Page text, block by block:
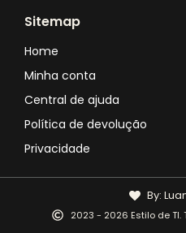
Sitemap
Home
Minha conta
Central de ajuda
Política de devolução
Privacidade
2023 - 2026 Estilo de
By: